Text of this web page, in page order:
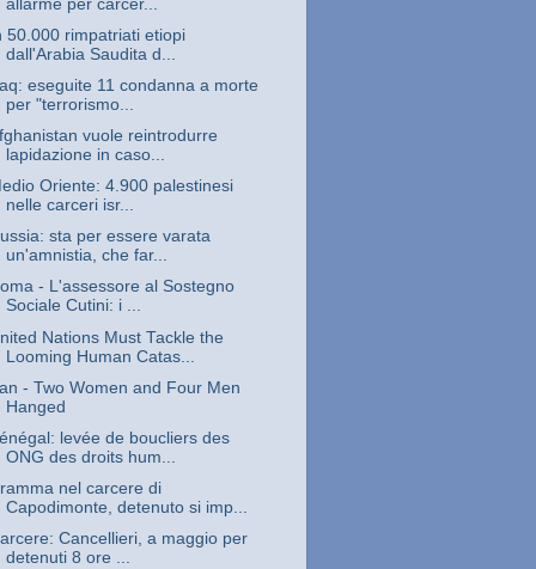
allarme per carcer...
50.000 rimpatriati etiopi
dall'Arabia Saudita d...
eseguite 11 condanna a morte
per "terrorismo...
vuole reintrodurre
lapidazione in caso...
Oriente: 4.900 palestinesi
nelle carceri isr...
sta per essere varata
un'amnistia, che far...
- L'assessore al Sostegno
Sociale Cutini: i ...
Nations Must Tackle the
Looming Human Catas...
- Two Women and Four Men
Hanged
levée de boucliers des
ONG des droits hum...
nel carcere di
Capodimonte, detenuto si imp...
Cancellieri, a maggio per
detenuti 8 ore ...